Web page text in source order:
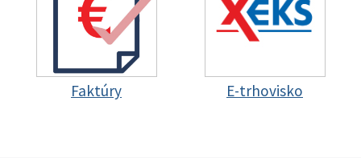
Faktúry E-trhovisko